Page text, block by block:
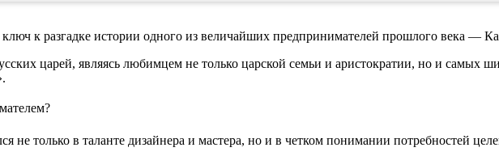
к разгадке истории одного из величайших предпринимателей прошлого века —
царей, являясь любимцем не только царской семьи и аристократии, но и самых
не только в таланте дизайнера и мастера, но и в четком понимании потребностей